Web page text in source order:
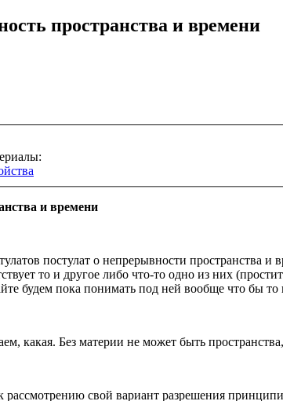
пространства и времени
и времени
постулат о непрерывности пространства
то и другое либо что-то одно из них
будем пока понимать под ней вообще что бы
какая. Без материи не может быть
рассмотрению свой вариант разрешения